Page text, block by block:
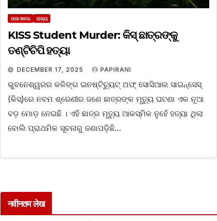
ତାଜା ଖବର ରାଜ୍ୟ
KISS Student Murder: କିସ୍‌ ଛାତ୍ରଙ୍କୁ
ତଣ୍ଟିଚିପି ହତ୍ୟା
DECEMBER 17, 2025 PAPIRANI
ଭୁବନେଶ୍ୱରର କଳିଙ୍ଗ ଇନଷ୍ଟିଚ୍ୟୁଟ୍ ଅଫ୍ ସୋସିଆଲ ସାଇନ୍ସେସ୍
(କିସ୍)ରେ ନବମ ଶ୍ରେଣୀର ଜଣେ ଛାତ୍ରଙ୍କ ମୃତ୍ୟୁ ଘଟଣା ଏକ ନୂଆ
ବଡ଼ ମୋଡ଼ ନେଇଛି । ଏହି ଛାତ୍ର ମୃତ୍ୟୁ ଆକସ୍ମିକ ନୁହେଁ ହତ୍ୟା ଥିଲା
ବୋଲି ପ୍ରାଥମିକ ସୂଚନାରୁ ଜଣାପଡ଼ିଛି…
नवीनतम लेख